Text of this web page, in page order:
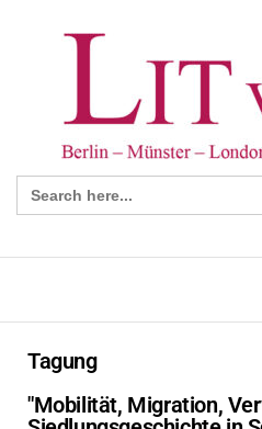
Search
for:
Tagung
"Mobilität, Migration,